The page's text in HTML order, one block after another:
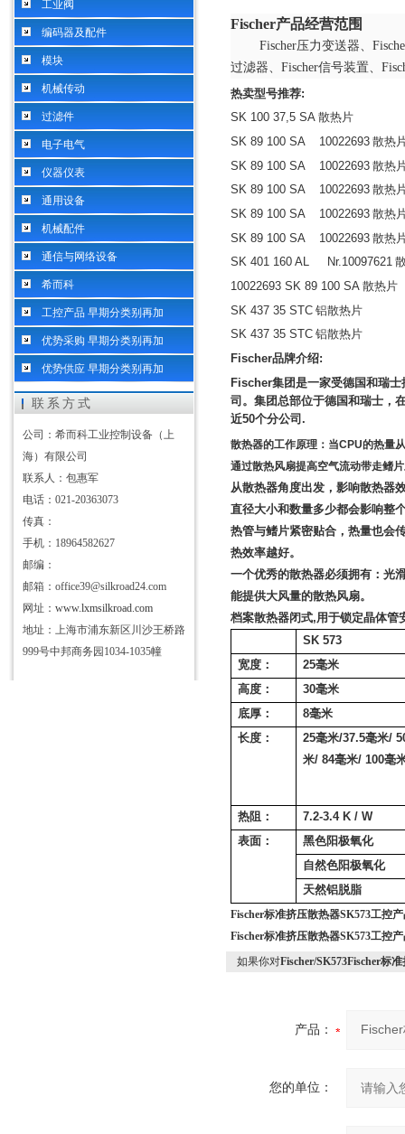
工业阀
编码器及配件
模块
机械传动
过滤件
电子电气
仪器仪表
通用设备
机械配件
通信与网络设备
希而科
工控产品 早期分类别再加
优势采购 早期分类别再加
优势供应 早期分类别再加
联系方式
公司：希而科工业控制设备（上
海）有限公司
联系人：包惠军
电话：021-20363073
传真：
手机：18964582627
邮编：
邮箱：office39@silkroad24.com
网址： www.lxmsilkroad.com
地址：上海市浦东新区川沙王桥路
999号中邦商务园1034-1035幢
Fischer产品经营范围
Fischer压力变送器、
过滤器、Fischer信号装置、
热卖型号推荐:
SK 100 37,5 SA 散热片
SK 89 100 SA 10022693 散热
SK 89 100 SA 10022693 散热
SK 89 100 SA 10022693 散热
SK 89 100 SA 10022693 散热
SK 89 100 SA 10022693 散热
SK 401 160 AL Nr.10097621
10022693 SK 89 100 SA 散热片
SK 437 35 STC 铝散热片
SK 437 35 STC 铝散热片
Fischer品牌介绍:
Fischer集团是一家受德国和瑞
司。集团总部位于德国和瑞士，
近50个分公司.
散热器的工作原理：当CPU的热量
通过散热风扇提高空气流动带走鳍
从散热器角度出发，影响散热器
直径大小和数量多少都会影响整
热管与鳍片紧密贴合，热量也会
热效率越好。
一个优秀的散热器必须拥有：光
能提供大风量的散热风扇。
档案散热器闭式,用于锁定晶体管
SK 573
宽度：
25毫米
高度：
30毫米
底厚：
8毫米
长度：
25毫米/37.5毫米/
米/ 84毫米/ 100毫
热阻：
7.2-3.4 K / W
表面：
黑色阳极氧化
自然色阳极氧化
天然铝脱脂
Fischer标准挤压散热器SK573工控
Fischer标准挤压散热器SK573工控
如果你对Fischer/SK573Fischer标
产品：
您的单位：